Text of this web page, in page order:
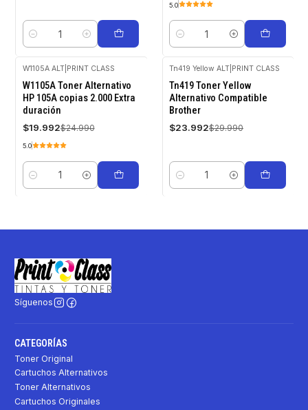
Cantidad
5.0
Cantidad
-20%
OFF
W1105A ALT| PRINT CLASS
W1105A Toner Alternativo
HP 105A copias 2.000 Extra
duración
$19.992$24.990
5.0
Cantidad
-20%
OFF
Tn419 Yellow ALT PRINT CLASS
Tn419 Toner Yellow
Alternativo Compatible
Brother
$23.992$29.990
Cantidad
Síguenos
CATEGORÍAS
Toner Original
Cartuchos Alternativos
Toner Alternativos
Cartuchos Originales